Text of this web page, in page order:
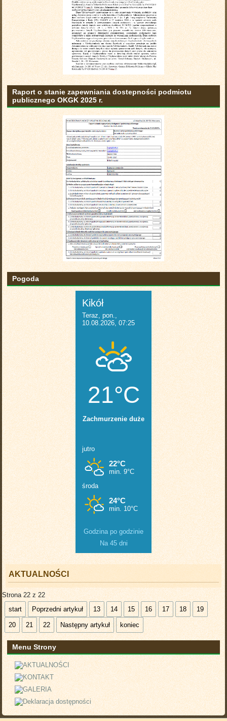
Raport o stanie zapewniania dostepności podmiotu
publicznego OKGK 2025 r.
Pogoda
Godzina po godzinie
Na 45 dni
AKTUALNOŚCI
Strona 22 z 22
start
Poprzedni artykuł 13 14 15 16 17 18 19
20 21 22 Następny artykuł koniec
Menu Strony